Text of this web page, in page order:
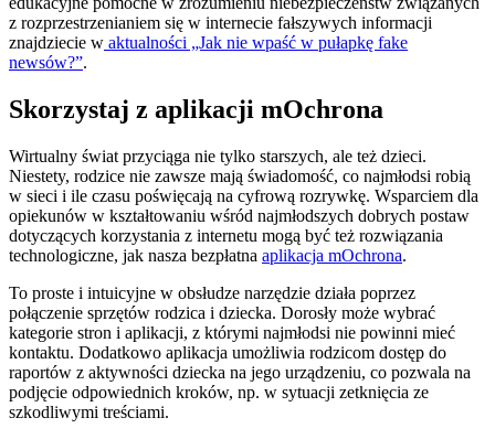
z rozprzestrzenianiem się w internecie fałszywych informacji
znajdziecie w aktualności „Jak nie wpaść w pułapkę fake
newsów?”.
Skorzystaj z aplikacji mOchrona
Wirtualny świat przyciąga nie tylko starszych, ale też dzieci.
Niestety, rodzice nie zawsze mają świadomość, co najmłodsi robią
w sieci i ile czasu poświęcają na cyfrową rozrywkę. Wsparciem dla
opiekunów w kształtowaniu wśród najmłodszych dobrych postaw
dotyczących korzystania z internetu mogą być też rozwiązania
technologiczne, jak nasza bezpłatna aplikacja mOchrona.
To proste i intuicyjne w obsłudze narzędzie działa poprzez
połączenie sprzętów rodzica i dziecka. Dorosły może wybrać
kategorie stron i aplikacji, z którymi najmłodsi nie powinni mieć
kontaktu. Dodatkowo aplikacja umożliwia rodzicom dostęp do
raportów z aktywności dziecka na jego urządzeniu, co pozwala na
podjęcie odpowiednich kroków, np. w sytuacji zetknięcia ze
szkodliwymi treściami.